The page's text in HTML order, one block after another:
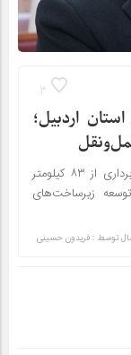
3
استان اردبیل؛
مدیرکل راه و شهرسازی استان اردبیل افتتاح و بهره‌برداری از ۸۳ کیلومتر
زیرساخت‌های
توسط : فریدون حسینی